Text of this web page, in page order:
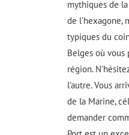
mythiques de
de l’hexagone,
typiques du
Belges où vous
région.
l’autre. Vous
de la Marine,
demander